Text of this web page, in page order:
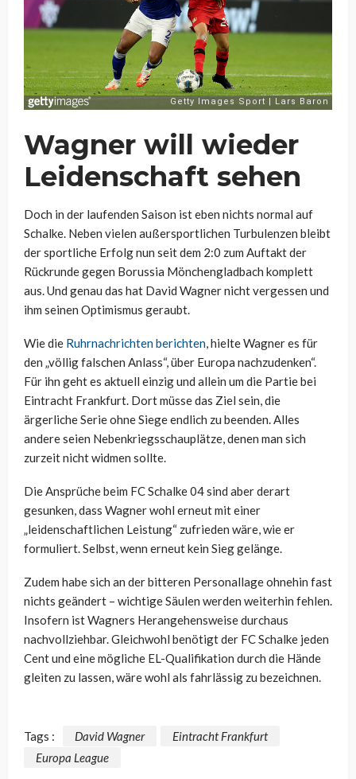
Wagner will wieder
Leidenschaft sehen
Doch in der laufenden Saison ist eben nichts normal auf
Schalke. Neben vielen außersportlichen Turbulenzen bleibt
der sportliche Erfolg nun seit dem 2:0 zum Auftakt der
Rückrunde gegen Borussia Mönchengladbach komplett
aus. Und genau das hat David Wagner nicht vergessen und
ihm seinen Optimismus geraubt.
Wie die Ruhrnachrichten berichten, hielte Wagner es für
den „völlig falschen Anlass“, über Europa nachzudenken“.
Für ihn geht es aktuell einzig und allein um die Partie bei
Eintracht Frankfurt. Dort müsse das Ziel sein, die
ärgerliche Serie ohne Siege endlich zu beenden. Alles
andere seien Nebenkriegsschauplätze, denen man sich
zurzeit nicht widmen sollte.
Die Ansprüche beim FC Schalke 04 sind aber derart
gesunken, dass Wagner wohl erneut mit einer
„leidenschaftlichen Leistung“ zufrieden wäre, wie er
formuliert. Selbst, wenn erneut kein Sieg gelänge.
Zudem habe sich an der bitteren Personallage ohnehin fast
nichts geändert – wichtige Säulen werden weiterhin fehlen.
Insofern ist Wagners Herangehensweise durchaus
nachvollziehbar. Gleichwohl benötigt der FC Schalke jeden
Cent und eine mögliche EL-Qualifikation durch die Hände
gleiten zu lassen, wäre wohl als fahrlässig zu bezeichnen.
Tags : David Wagner
Eintracht Frankfurt
Europa League